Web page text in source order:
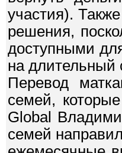
участия).
решения,
доступными
на длительный
Перевод
семей,
Global
семей